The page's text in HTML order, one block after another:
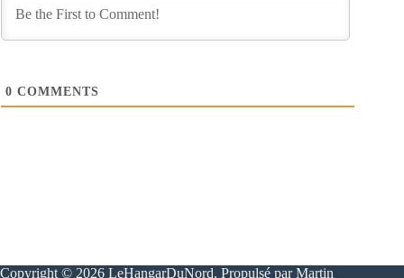
0 COMMENTS
Copyright © 2026 LeHangarDuNord. Propulsé par Martin